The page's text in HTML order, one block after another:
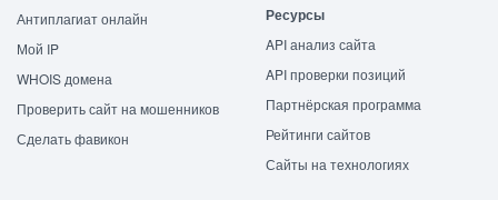
Антиплагиат онлайн
Мой IP
WHOIS домена
Проверить сайт на мошенников
Сделать фавикон
Ресурсы
API анализ сайта
API проверки позиций
Партнёрская программа
Рейтинги сайтов
Сайты на технологиях